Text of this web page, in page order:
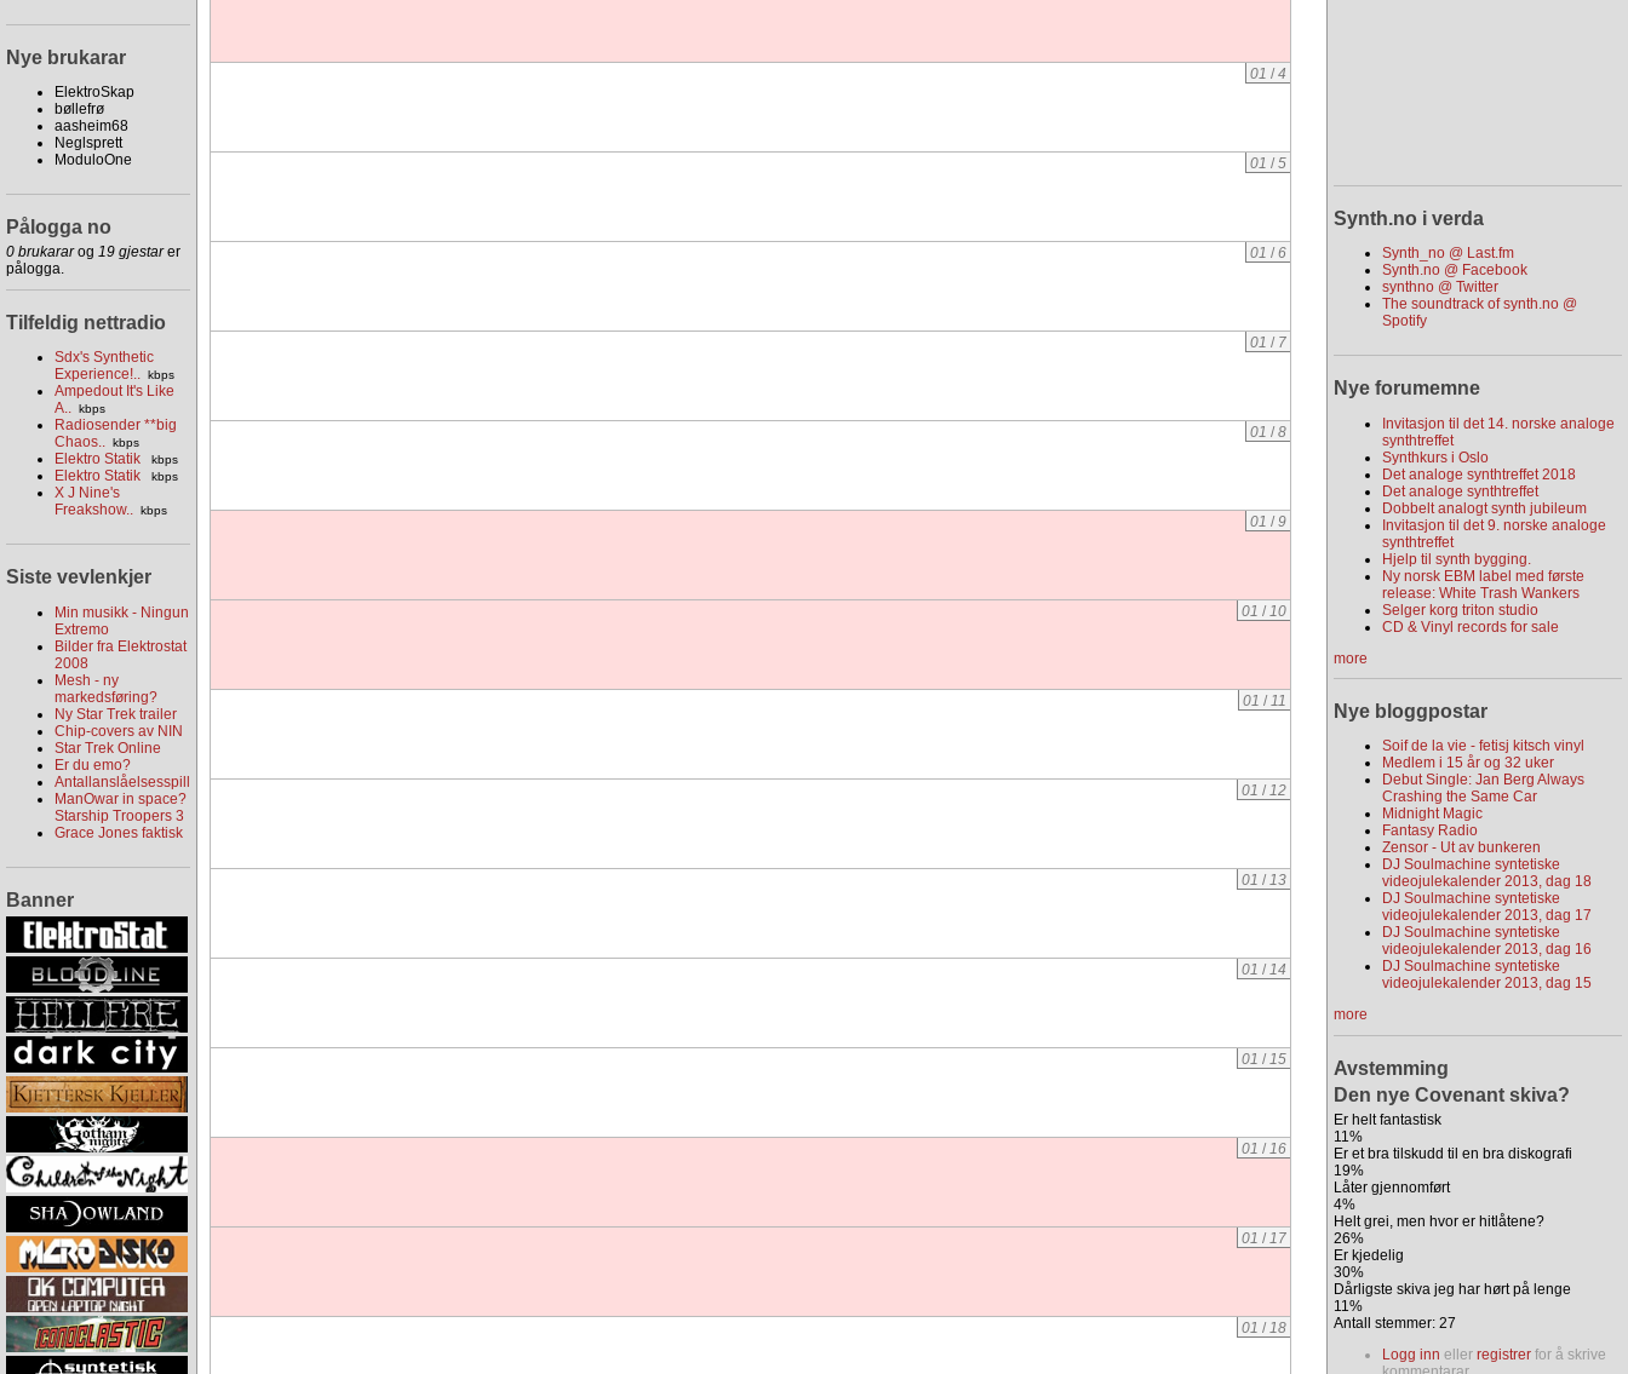
Nye brukarar
ElektroSkap
bøllefrø
aasheim68
Neglsprett
ModuloOne
Pålogga no
0 brukararog 19 gjestarer
pålogga.
Tilfeldig nettradio
Sdx's Synthetic
Experience!.. kbps
Ampedout It's Like
A.. kbps
Radiosender **big
Chaos.. kbps
Elektro Statik kbps
Elektro Statik kbps
X J Nine's
Freakshow.. kbps
Siste vevlenkjer
Min musikk - Ningun
Extremo
Bilder fra Elektrostat
2008
Mesh - ny
markedsføring?
Ny Star Trek trailer
Chip-covers av NIN
Star Trek Online
Er du emo?
Antallanslåelsesspill
ManOwar in space?
Starship Troopers 3
Grace Jones faktisk
Banner
01 /4
01 /5
01 /6
01 / 7
01 /8
01 /9
01 / 10
01 / 11
01 / 12
01 / 13
01 / 14
01 / 15
01 / 16
01 / 17
01 / 18
Synth.no i verda
Synth_no @ Last.fm
Synth.no @ Facebook
synthno @ Twitter
The soundtrack of synth.no @
Spotify
Nye forumemne
Invitasjon til det 14. norske analoge
synthtreffet
Synthkurs i Oslo
Det analoge synthtreffet 2018
Det analoge synthtreffet
Dobbelt analogt synth jubileum
Invitasjon til det 9. norske analoge
synthtreffet
Hjelp til synth bygging.
Ny norsk EBM label med første
release: White Trash Wankers
Selger korg triton studio
CD & Vinyl records for sale
more
Nye bloggpostar
Soif de la vie - fetisj kitsch vinyl
Medlem i 15 år og 32 uker
Debut Single: Jan Berg Always
Crashing the Same Car
Midnight Magic
Fantasy Radio
Zensor - Ut av bunkeren
DJ Soulmachine syntetiske
videojulekalender 2013, dag 18
DJ Soulmachine syntetiske
videojulekalender 2013, dag 17
DJ Soulmachine syntetiske
videojulekalender 2013, dag 16
DJ Soulmachine syntetiske
videojulekalender 2013, dag 15
more
Avstemming
Den nye Covenant skiva?
Er helt fantastisk
11%
Er et bra tilskudd til en bra diskografi
19%
Låter gjennomført
4%
Helt grei, men hvor er hitlåtene?
26%
Er kjedelig
30%
Dårligste skiva jeg har hørt på lenge
11%
Antall stemmer: 27
Logg inn eller registrer for å skrive